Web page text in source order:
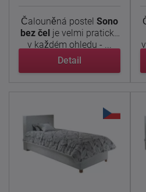
Čalouněná postel Sono
bez čelje velmi pratická
v každém ohledu - ...
Detail